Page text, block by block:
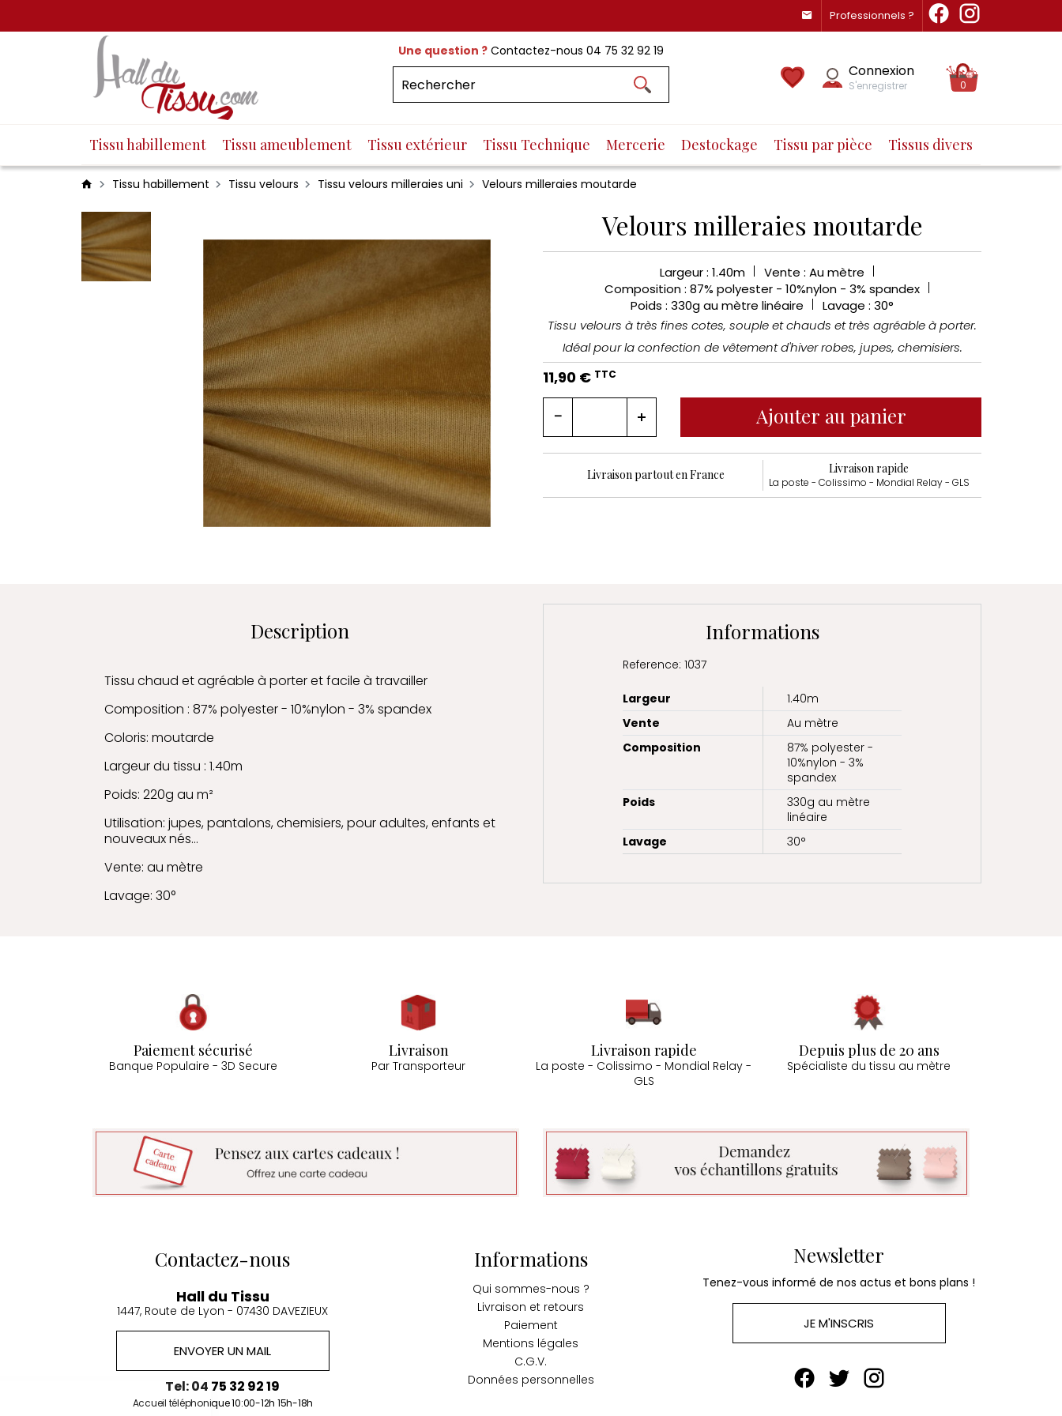
Professionnels ?
Une question ?Contactez-nous 04 75 32 92 19
Connexion
S'enregistrer 0
Tissu habillement Tissu ameublement Tissu extérieur Tissu Technique Mercerie Destockage Tissu par pièce Tissus divers
Tissu habillement Tissu velours Tissu velours milleraies uni Velours milleraies moutarde
Velours milleraies moutarde
Largeur : 1.40m
Vente : Au mètre
Composition : 87% polyester - 10%nylon - 3% spandex
Poids : 330g au mètre linéaire
Lavage : 30°
Tissu velours à très fines cotes, souple et chauds et très agréable à porter.
Idéal pour la confection de vêtement d'hiver robes, jupes, chemisiers.
11,90 € TTC
Ajouter au panier
Livraison partout en France Livraison rapide
La poste - Colissimo - Mondial Relay - GLS
Description
Tissu chaud et agréable à porter et facile à travailler
Composition : 87% polyester - 10%nylon - 3% spandex
Coloris: moutarde
Largeur du tissu : 1.40m
Poids: 220g au m²
Utilisation: jupes, pantalons, chemisiers, pour adultes, enfants et
nouveaux nés...
Vente: au mètre
Lavage: 30°
Informations
Reference: 1037
Largeur
1.40m
Vente
Au mètre
Composition
87% polyester -
10%nylon - 3%
spandex
Poids
330g au mètre
linéaire
Lavage
30°
Paiement sécurisé
Banque Populaire - 3D Secure
Livraison
Par Transporteur
Livraison rapide
La poste - Colissimo - Mondial Relay -
GLS
Depuis plus de 20 ans
Spécialiste du tissu au mètre
Contactez-nous
Hall du Tissu
1447, Route de Lyon - 07430 DAVEZIEUX
ENVOYER UN MAIL
Tel: 04 75 32 92 19
Accueil téléphonique 10:00-12h 15h-18h
Informations
Qui sommes-nous ?
Livraison et retours
Paiement
Mentions légales
C.G.V.
Données personnelles
Newsletter
Tenez-vous informé de nos actus et bons plans !
JE M'INSCRIS